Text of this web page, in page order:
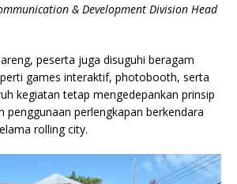
& Development Division Head
peserta juga disuguhi beragam
games interaktif, photobooth, serta
kegiatan tetap mengedepankan prinsip
penggunaan perlengkapan berkendara
rolling city.